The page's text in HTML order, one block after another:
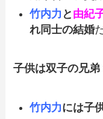
竹内力 と 由紀
れ同士の結婚
子供は双子の兄弟
竹内力には子